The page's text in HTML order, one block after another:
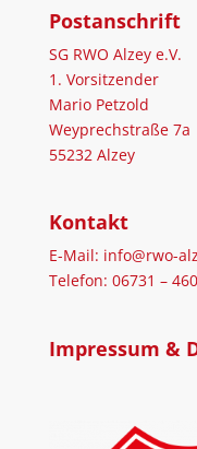
Postanschrift
SG RWO Alzey e.V.
1. Vorsitzender
Mario Petzold
Weyprechstraße 7a
55232 Alzey
Kontakt
E-Mail: info@rwo-
Telefon: 06731 –
Impressum &